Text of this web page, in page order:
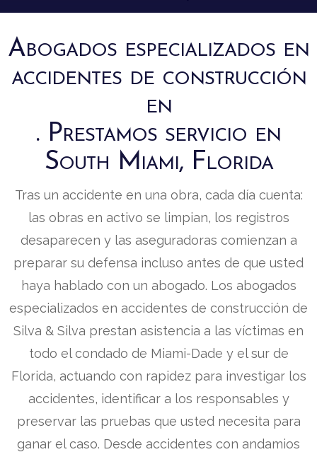
Abogados especializados en
accidentes de construcción
en
. Prestamos servicio en
South Miami, Florida
Tras un accidente en una obra, cada día cuenta:
las obras en activo se limpian, los registros
desaparecen y las aseguradoras comienzan a
preparar su defensa incluso antes de que usted
haya hablado con un abogado. Los abogados
especializados en accidentes de construcción de
Silva & Silva prestan asistencia a las víctimas en
todo el condado de Miami-Dade y el sur de
Florida, actuando con rapidez para investigar los
accidentes, identificar a los responsables y
preservar las pruebas que usted necesita para
ganar el caso. Desde accidentes con andamios